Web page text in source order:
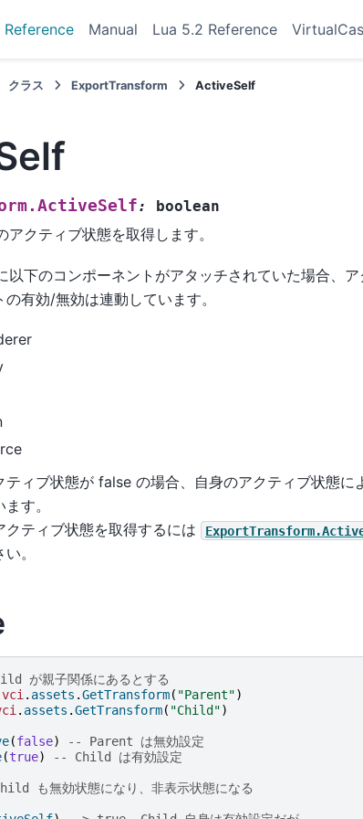
Reference Manual Lua 5.2 Reference
クラス ExportTransform ActiveSelf
: boolean
クティブ状態を取得します。
以下のコンポーネントがアタッチされていた場合、
有効/無効は連動しています。
ティブ状態が false の場合、自身のアクティブ状態に
す。
クティブ状態を取得するには
。
が親子関係にあるとする
vci . assets .GetTransform( "Parent")
. assets .GetTransform( "Child")
(false)
-- Parent は無効設定
(true) -- Child は有効設定
も無効状態になり、非表示状態になる